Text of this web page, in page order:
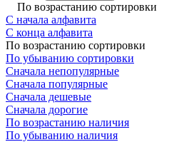
По возрастанию сортировки
С начала алфавита
С конца алфавита
По возрастанию сортировки
По убыванию сортировки
Сначала непопулярные
Сначала популярные
Сначала дешевые
Сначала дорогие
По возрастанию наличия
По убыванию наличия